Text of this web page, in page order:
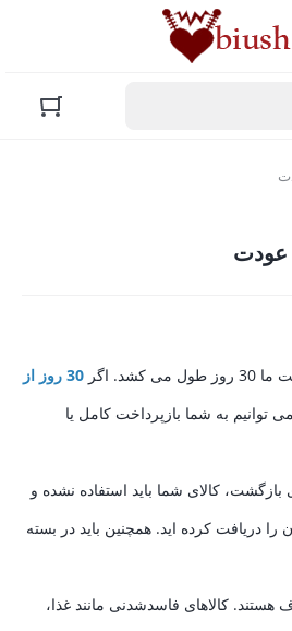
اگر
30 روز از
توانیم به شما بازپرداخت کامل یا
کالای شما باید استفاده نشده و
دریافت کرده اید. همچنین باید در بسته
هستند. کالاهای فاسدشدنی مانند غذا،